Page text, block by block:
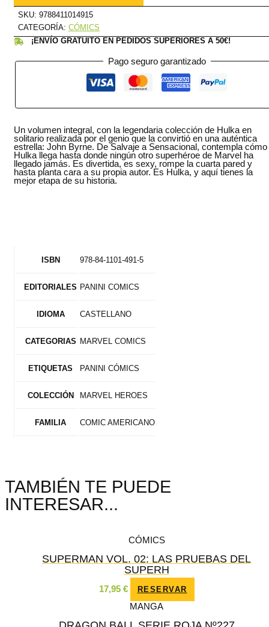
JOHN
BYRNE
(NUEVA
cantidad
SKU: 9788411014915
CATEGORÍA: CÓMICS
¡ENVÍO GRATUITO EN PEDIDOS SUPERIORES A 50€!
Pago seguro garantizado
Un volumen integral, con la legendaria colección de Hulka en
solitario realizada por el genio que la convirtió en una auténtica
estrella: John Byrne. De Salvaje a Sensacional, contempla cómo
Hulka llega hasta donde ningún otro superhéroe de Marvel ha
llegado jamás. Es divertida, es sexy, rompe la cuarta pared y
hasta planta cara a su propia autor. Es Hulka, y aquí tienes la
mejor etapa de su historia.
ISBN 978-84-1101-491-5
EDITORIALES PANINI COMICS
IDIOMA CASTELLANO
CATEGORIAS MARVEL COMICS
ETIQUETAS PANINI CÓMICS
COLECCIÓN MARVEL HEROES
FAMILIA COMIC AMERICANO
TAMBIÉN TE PUEDE
INTERESAR...
CÓMICS
SUPERMAN VOL. 02: LAS PRUEBAS DEL
SUPERH
17,95 € RESERVAR
MANGA